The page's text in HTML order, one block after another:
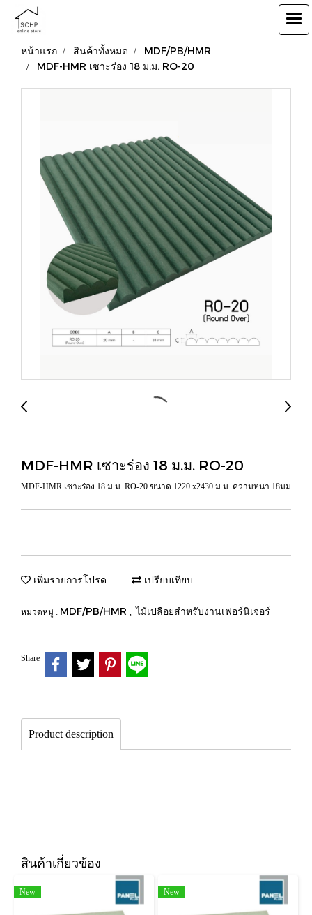
หน้าแรก สินค้าทั้งหมด
MDF/PB/HMR
MDF-HMR เซาะร่อง 18 ม.ม. RO-20
MDF-HMR เซาะร่อง 18 ม.ม. RO-20
MDF-HMR เซาะร่อง 18 ม.ม. RO-20 ขนาด 1220 x2430 ม.ม. ความหนา 18มม
เพิ่มรายการโปรด เปรียบเทียบ
หมวดหมู่ : MDF/PB/HMR , ไม้เปลือยสำหรับงานเฟอร์นิเจอร์
Share
Product description
สินค้าเกี่ยวข้อง
New New